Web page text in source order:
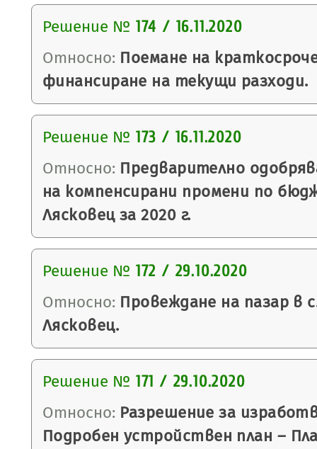
Решение № 174 / 16.11.2020
Относно: Поемане на
финансиране на текущи разходи.
Решение № 173 / 16.11.2020
Относно: Предварително
на компенсирани промени по
Лясковец за 2020 г.
Решение № 172 / 29.10.2020
Относно: Провеждане на пазар в
Лясковец.
Решение № 171 / 29.10.2020
Относно: Разрешение за
Подробен устройствен план –